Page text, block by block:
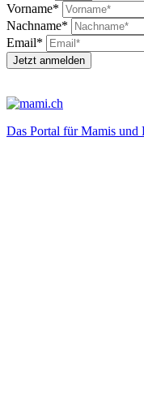
Vorname*
Nachname*
Email*
Jetzt anmelden
Das Portal für Mamis und